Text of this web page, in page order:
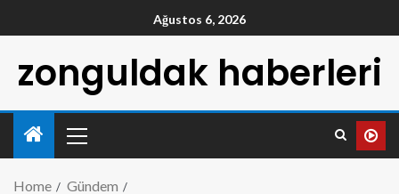
Ağustos 6, 2026
zonguldak haberleri
Home
Gündem